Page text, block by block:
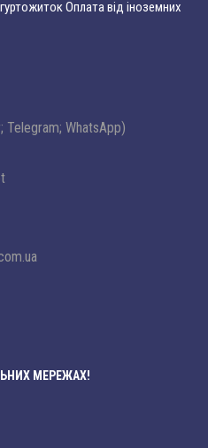
Оплата від іноземних
WhatsApp)
МЕРЕЖАХ!